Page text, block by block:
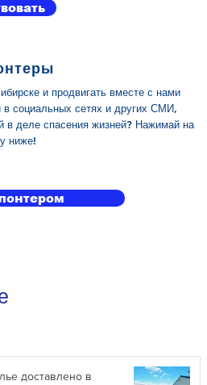
и продвигать вместе с нами
социальных сетях и других СМИ,
в деле спасения жизней? Нажимай на
ниже!
доставлено в